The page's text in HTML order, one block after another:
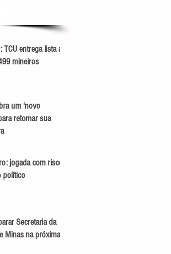
entrega lista ao
mineiros
um ‘novo
retomar sua
jogada com risco
político
Secretaria da
Minas na próxima